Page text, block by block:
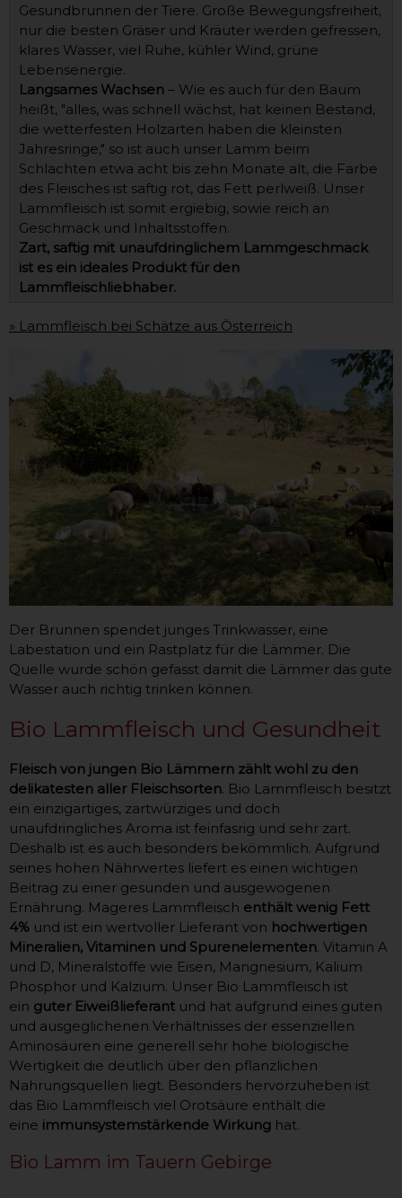
Gesundbrunnen der Tiere. Große Bewegungsfreiheit,
nur die besten Gräser und Kräuter werden gefressen,
klares Wasser, viel Ruhe, kühler Wind, grüne
Lebensenergie.
Langsames Wachsen – Wie es auch für den Baum
heißt, "alles, was schnell wächst, hat keinen Bestand,
die wetterfesten Holzarten haben die kleinsten
Jahresringe," so ist auch unser Lamm beim
Schlachten etwa acht bis zehn Monate alt, die Farbe
des Fleisches ist saftig rot, das Fett perlweiß. Unser
Lammfleisch ist somit ergiebig, sowie reich an
Geschmack und Inhaltsstoffen.
Zart, saftig mit unaufdringlichem Lammgeschmack
ist es ein ideales Produkt für den
Lammfleischliebhaber.
» Lammfleisch bei Schätze aus Österreich
Der Brunnen spendet junges Trinkwasser, eine
Labestation und ein Rastplatz für die Lämmer. Die
Quelle wurde schön gefasst damit die Lämmer das gute
Wasser auch richtig trinken können.
Bio Lammfleisch und Gesundheit
Fleisch von jungen Bio Lämmern zählt wohl zu den
delikatesten aller Fleischsorten. Bio Lammfleisch besitzt
ein einzigartiges, zartwürziges und doch
unaufdringliches Aroma ist feinfasrig und sehr zart.
Deshalb ist es auch besonders bekömmlich. Aufgrund
seines hohen Nährwertes liefert es einen wichtigen
Beitrag zu einer gesunden und ausgewogenen
Ernährung. Mageres Lammfleisch enthält wenig Fett
4% und ist ein wertvoller Lieferant von hochwertigen
Mineralien, Vitaminen und Spurenelementen. Vitamin A
und D, Mineralstoffe wie Eisen, Mangnesium, Kalium
Phosphor und Kalzium. Unser Bio Lammfleisch ist
ein guter Eiweißlieferant und hat aufgrund eines guten
und ausgeglichenen Verhältnisses der essenziellen
Aminosäuren eine generell sehr hohe biologische
Wertigkeit die deutlich über den pflanzlichen
Nahrungsquellen liegt. Besonders hervorzuheben ist
das Bio Lammfleisch viel Orotsäure enthält die
eine immunsystemstärkende Wirkung hat.
Bio Lamm im Tauern Gebirge